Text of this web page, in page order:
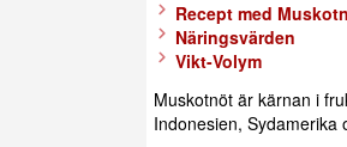
Recept med
Näringsvärden
Vikt-Volym
Muskotnöt är kärnan i
Indonesien, Sydamerika